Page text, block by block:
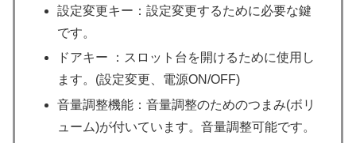
設定変更キー：設定変更するために必要な鍵
です。
ドアキー ：スロット台を開けるために使用し
ます。(設定変更、電源ON/OFF)
音量調整機能：音量調整のためのつまみ(ボリ
ューム)が付いています。音量調整可能です。